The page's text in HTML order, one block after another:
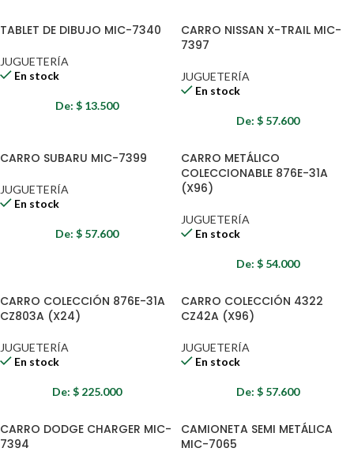
TABLET DE DIBUJO MIC-7340
JUGUETERÍA
En stock
De: $13.500
CARRO NISSAN X-TRAIL MIC-
7397
JUGUETERÍA
En stock
De: $57.600
CARRO SUBARU MIC-7399
JUGUETERÍA
En stock
De: $57.600
CARRO METÁLICO
COLECCIONABLE 876E-31A
(X96)
JUGUETERÍA
En stock
De: $54.000
CARRO COLECCIÓN 876E-31A
CZ803A (X24)
JUGUETERÍA
En stock
De: $225.000
CARRO COLECCIÓN 4322
CZ42A (X96)
JUGUETERÍA
En stock
De: $57.600
CARRO DODGE CHARGER MIC-
7394
CAMIONETA SEMI METÁLICA
MIC-7065